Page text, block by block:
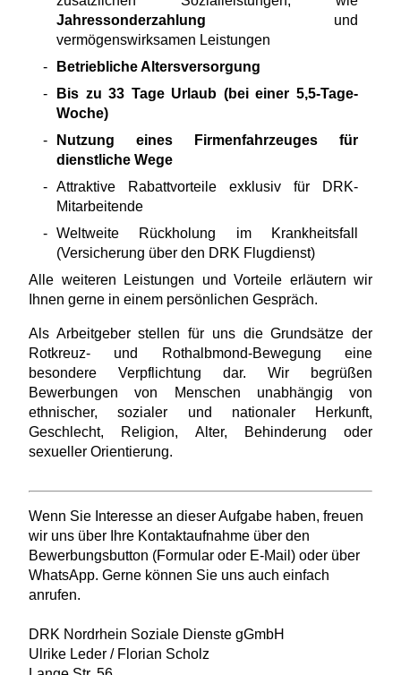
Jahressonderzahlung und
vermögenswirksamen Leistungen
Betriebliche Altersversorgung
Bis zu 33 Tage Urlaub (bei einer 5,5-Tage-
Woche)
Nutzung eines Firmenfahrzeuges für
dienstliche Wege
Attraktive Rabattvorteile exklusiv für DRK-
Mitarbeitende
Weltweite Rückholung im Krankheitsfall
(Versicherung über den DRK Flugdienst)
Alle weiteren Leistungen und Vorteile erläutern wir
Ihnen gerne in einem persönlichen Gespräch.
Als Arbeitgeber stellen für uns die Grundsätze der
Rotkreuz- und Rothalbmond-Bewegung eine
besondere Verpflichtung dar. Wir begrüßen
Bewerbungen von Menschen unabhängig von
ethnischer, sozialer und nationaler Herkunft,
Geschlecht, Religion, Alter, Behinderung oder
sexueller Orientierung.
Wenn Sie Interesse an dieser Aufgabe haben, freuen
wir uns über Ihre Kontaktaufnahme über den
Bewerbungsbutton (Formular oder E-Mail) oder über
WhatsApp. Gerne können Sie uns auch einfach
anrufen.
DRK Nordrhein Soziale Dienste gGmbH
Ulrike Leder / Florian Scholz